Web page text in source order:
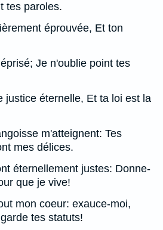
tes paroles.
éprouvée, Et ton
Je n'oublie point tes
justice éternelle, Et ta loi est la
m'atteignent: Tes
mes délices.
éternellement justes: Donne-
que je vive!
mon coeur: exauce-moi,
tes statuts!